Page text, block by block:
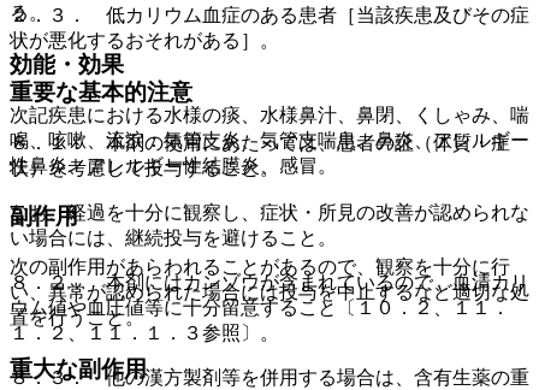
２．３． 低カリウム血症のある患者［当該疾患及びその症
状が悪化するおそれがある］。
重要な基本的注意
８．１． 本剤の使用にあたっては、患者の証（体質・症
状）を考慮して投与すること。
なお、経過を十分に観察し、症状・所見の改善が認められな
い場合には、継続投与を避けること。
８．２． 本剤にはカンゾウが含まれているので、血清カリ
ウム値や血圧値等に十分留意すること〔１０．２、１１．
１．２、１１．１．３参照〕。
８．３． 他の漢方製剤等を併用する場合は、含有生薬の重
る。
効能・効果
次記疾患における水様の痰、水様鼻汁、鼻閉、くしゃみ、喘
鳴、咳嗽、流涙：気管支炎、気管支喘息、鼻炎、アレルギー
性鼻炎、アレルギー性結膜炎、感冒。
副作用
次の副作用があらわれることがあるので、観察を十分に行
い、異常が認められた場合には投与を中止するなど適切な処
置を行うこと。
重大な副作用